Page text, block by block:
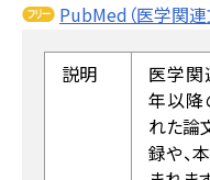
PubMed（医学関連
説明
医学関
年以降
れた論
録や、